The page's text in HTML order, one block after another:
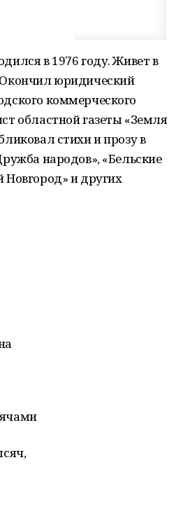
в 1976 году. Живет в
юридический
коммерческого
областной газеты «Земля
стихи и прозу в
народов», «Бельские
и других